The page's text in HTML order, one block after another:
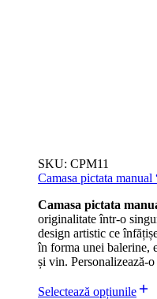
SKU: CPM11
Camasa pictata
Camasa pictata
originalitate într-o
design artistic ce
în forma unei balerine,
și vin. Personalizează-
Selectează opțiunile